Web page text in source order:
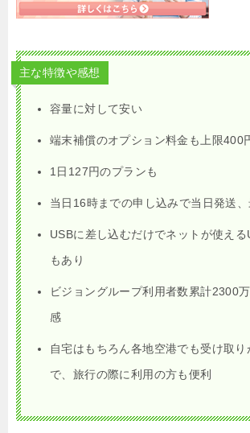
主な特徴や感想
容量に対して安い
端末補償のオプション料金も上限400
1日127円のプランも
当日16時までの申し込みで当日発送
USBに差し込むだけでネットが使え
もあり
ビジョングループ利用者数累計2300
感
自宅はもちろん各地空港でも受け取り
で、旅行の際に利用の方も便利